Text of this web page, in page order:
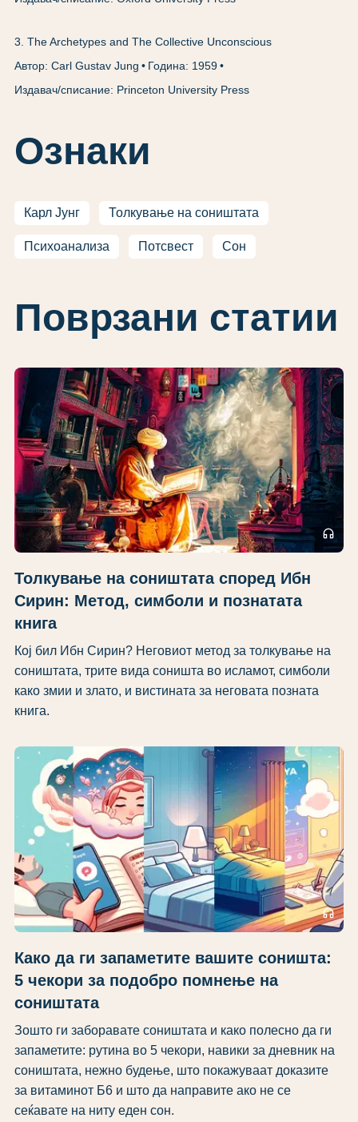
3. The Archetypes and The Collective Unconscious
Автор: Carl Gustav Jung
Година: 1959
Издавач/списание: Princeton University Press
Ознаки
Карл Јунг Толкување на соништата
Психоанализа Потсвест Сон
Поврзани статии
headphones
Толкување на соништата според Ибн
Сирин: Метод, симболи и познатата
книга
Кој бил Ибн Сирин? Неговиот метод за толкување на
соништата, трите вида соништа во исламот, симболи
како змии и злато, и вистината за неговата позната
книга.
headphones
Како да ги запаметите вашите соништа:
5 чекори за подобро помнење на
соништата
Зошто ги заборавате соништата и како полесно да ги
запаметите: рутина во 5 чекори, навики за дневник на
соништата, нежно будење, што покажуваат доказите
за витаминот Б6 и што да направите ако не се
сеќавате на ниту еден сон.